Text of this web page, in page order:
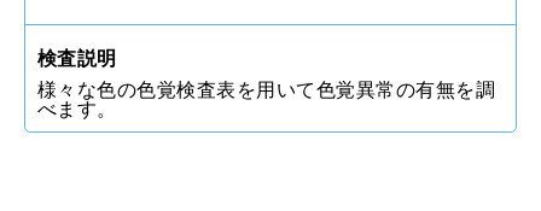
検査説明
様々な色の色覚検査表を用いて色覚異常の有無を調
べます。